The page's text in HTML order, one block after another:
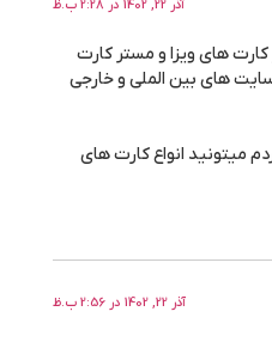
آذر 22, 1402 در 2:28 ب.ظ
کارت های ویزا و مستر کارت
های بین الملی و خارجی
میتونید انواع کارت های
آذر 22, 1402 در 2:56 ب.ظ